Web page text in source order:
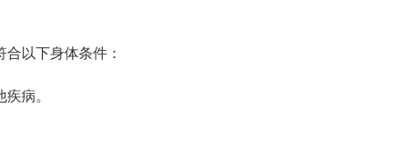
以下身体条件：
病。